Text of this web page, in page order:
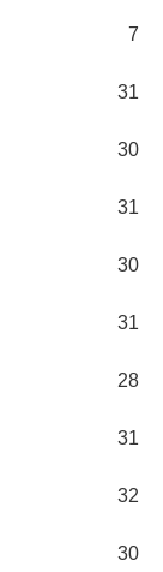
7
31
30
31
30
31
28
31
32
30